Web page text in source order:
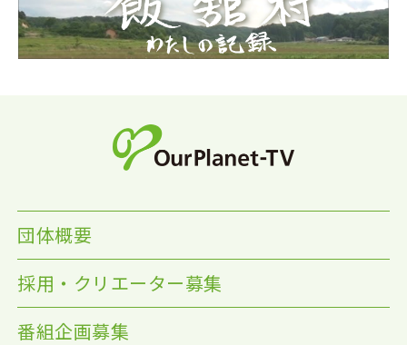
団体概要
採用・クリエーター募集
番組企画募集